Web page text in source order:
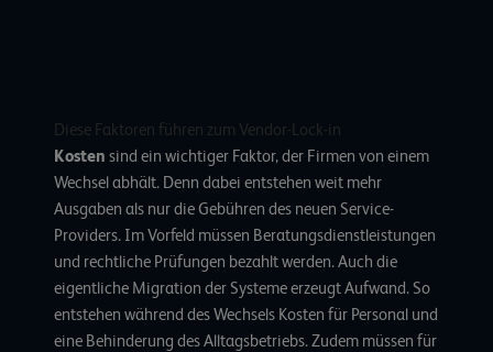
Diese Faktoren führen zum Vendor-Lock-in
Kosten sind ein wichtiger Faktor, der Firmen von einem
Wechsel abhält. Denn dabei entstehen weit mehr
Ausgaben als nur die Gebühren des neuen Service-
Providers. Im Vorfeld müssen Beratungsdienstleistungen
und rechtliche Prüfungen bezahlt werden. Auch die
eigentliche Migration der Systeme erzeugt Aufwand. So
entstehen während des Wechsels Kosten für Personal und
eine Behinderung des Alltagsbetriebs. Zudem müssen für